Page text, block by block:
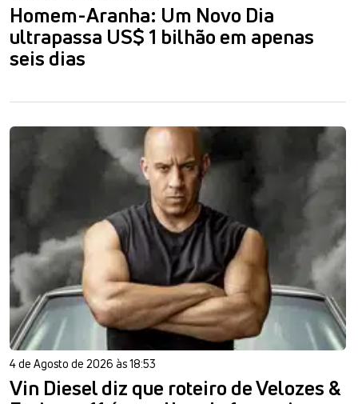
Homem-Aranha: Um Novo Dia
ultrapassa US$ 1 bilhão em apenas
seis dias
4 de Agosto de 2026 às 18:53
Vin Diesel diz que roteiro de Velozes &